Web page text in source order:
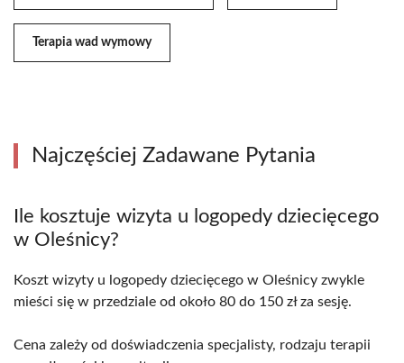
Terapia wad wymowy
Najczęściej Zadawane Pytania
Ile kosztuje wizyta u logopedy dziecięcego
w Oleśnicy?
Koszt wizyty u logopedy dziecięcego w Oleśnicy zwykle
mieści się w przedziale od około 80 do 150 zł za sesję.
Cena zależy od doświadczenia specjalisty, rodzaju terapii